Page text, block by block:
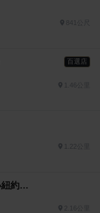
百選店
1.46公里
1.22公里
Little New York Pizzeria (小紐約披薩店）
2.16公里